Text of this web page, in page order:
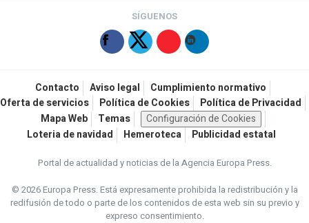
SÍGUENOS
Contacto Aviso legal
Cumplimiento normativo
Oferta de servicios
Política de Cookies
Política de Privacidad
Mapa Web
Temas
Configuración de Cookies
Loteria de navidad
Hemeroteca Publicidad estatal
Portal de actualidad y noticias de la Agencia Europa Press.
© 2026 Europa Press.Está expresamente prohibida la redistribución y la
redifusión de todo o parte de los contenidos de esta web sin su previo y
expreso consentimiento.